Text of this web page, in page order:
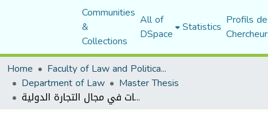
Communities
&
Collections
All of
DSpace Statistics Profils
Home
Faculty of Law and Political Science
Department of Law Master Thesis
التحكيم كوسيلة بديلة لفض المنازعات في مجال التجارة الدولية